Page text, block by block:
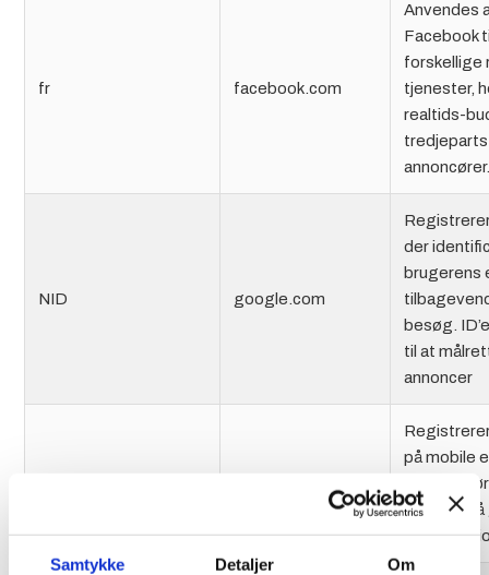
Samtykke Detaljer Om
fr facebook.com
Anvendes
Facebook
forskellige
tjenester,
realtids-
NID google.com
der
brugerens
besøg.
til at
annoncer
på mobile
at
baseret
GPS